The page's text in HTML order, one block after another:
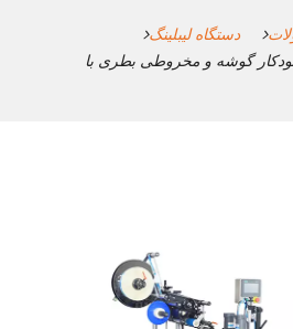
دستگاه لیبلینگ
گوشه و مخروطی بطری با